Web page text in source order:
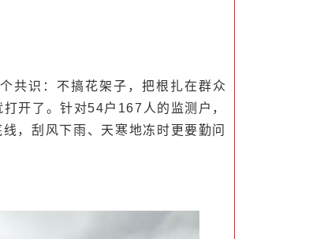
共识：不搞花架子，把根扎在群众
开了。针对54户167人的监测户，
，刮风下雨、天寒地冻时更要勤问